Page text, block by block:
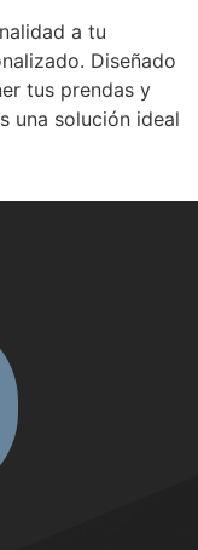
a tu
Diseñado
tus prendas y
una solución ideal